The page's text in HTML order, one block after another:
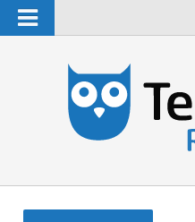
Navigation